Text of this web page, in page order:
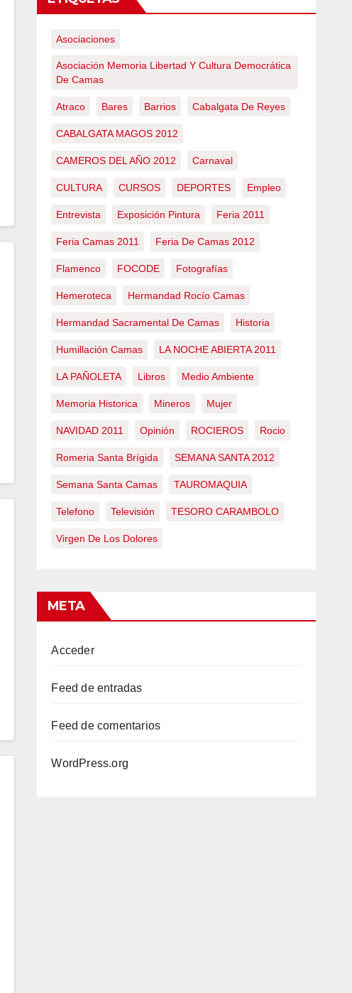
Asociaciones
Asociación Memoria Libertad Y Cultura Democrática
De Camas
Atraco Bares Barrios Cabalgata De Reyes
CABALGATA MAGOS 2012
CAMEROS DEL AÑO 2012 Carnaval
CULTURA CURSOS DEPORTES Empleo
Entrevista Exposición Pintura Feria 2011
Feria Camas 2011 Feria De Camas 2012
Flamenco FOCODE Fotografías
Hemeroteca Hermandad Rocío Camas
Hermandad Sacramental De Camas Historia
Humillación Camas LA NOCHE ABIERTA 2011
LA PAÑOLETA Libros Medio Ambiente
Memoria Historica Mineros Mujer
NAVIDAD 2011 Opinión ROCIEROS Rocio
Romeria Santa Brígida SEMANA SANTA 2012
Semana Santa Camas TAUROMAQUIA
Telefono Televisión TESORO CARAMBOLO
Virgen De Los Dolores
META
Acceder
Feed de entradas
Feed de comentarios
WordPress.org